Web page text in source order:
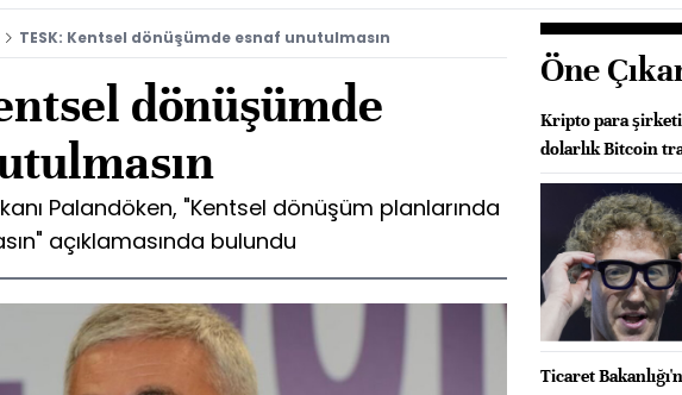
TESK: Kentsel dönüşümde esnaf unutulmasın
dönüşümde
Palandöken, "Kentsel dönüşüm planlarında
açıklamasında bulundu
Öne
Kripto para
dolarlık Bitcoin
Ticaret